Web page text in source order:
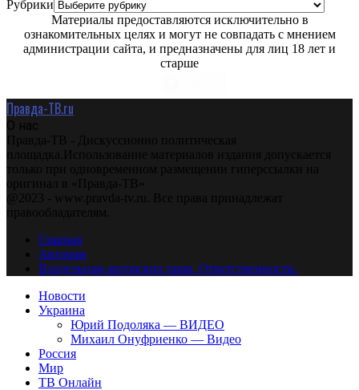
Рубрики
Материалы предоставляются исключительно в
ознакомительных целях и могут не совпадать с мнением
администрации сайта, и предназначены для лиц 18 лет и
старше
Правда-ТВ.ru
О нас
Правда-ТВ - Дискуссионно политическая
площадка.Использование материалов издания допускается
только при одновременном размещении гиперссылки на
оригинал в «Правда-ТВ»
@2023 - www.pravda-tv.ru. Все права принадлежат
правообладателям.
Главная
Авторам
Владельцам авторских прав. Ответственности.
Новости
Украина
Юрий Подоляка — ВИДЕО
Михаил Онуфриенко — Видео
Россия
Мир
ТВ Онлайн